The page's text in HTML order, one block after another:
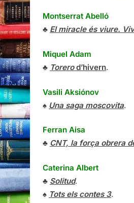
Montserrat Abelló
♣ El miracle és viure.
Miquel Adam
♣ Torerod’hivern.
Vasili Aksiónov
♠ Una saga moscovita.
Ferran Aisa
♣ CNT, la força obrera
Caterina Albert
♣ Solitud.
♠ Tots els contes 3.